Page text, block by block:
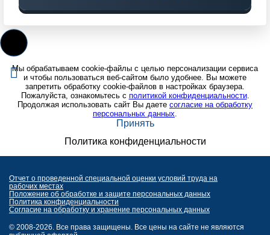
Мы обрабатываем cookie-файлы с целью персонализации сервиса
и чтобы пользоваться веб-сайтом было удобнее. Вы можете
запретить обработку cookie-файлов в настройках браузера.
Пожалуйста, ознакомьтесь с политикой конфиденциальности.
Продолжая использовать сайт Вы даете согласие на обработку
персональных данных.
Принять
Политика конфиденциальности
Отчет о проведенной специальной оценки условий труда на
рабочих местах
Положение об обработке и защите персональных данных
Политика конфиденциальности
Согласие на обработку и хранение персональных данных
© 2008-2026. Все права защищены. Все цены на сайте не являются